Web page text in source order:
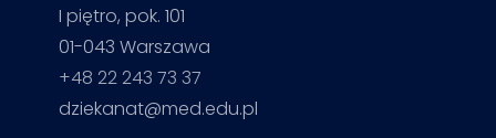
I piętro, pok. 101
01-043 Warszawa
+48 22 243 73 37
dziekanat@med.edu.pl